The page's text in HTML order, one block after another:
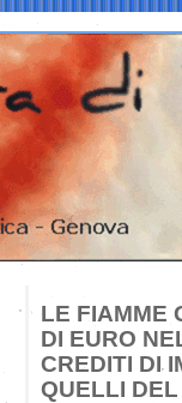
LE FIAMME
DI EURO
CREDITI DI
QUELLI